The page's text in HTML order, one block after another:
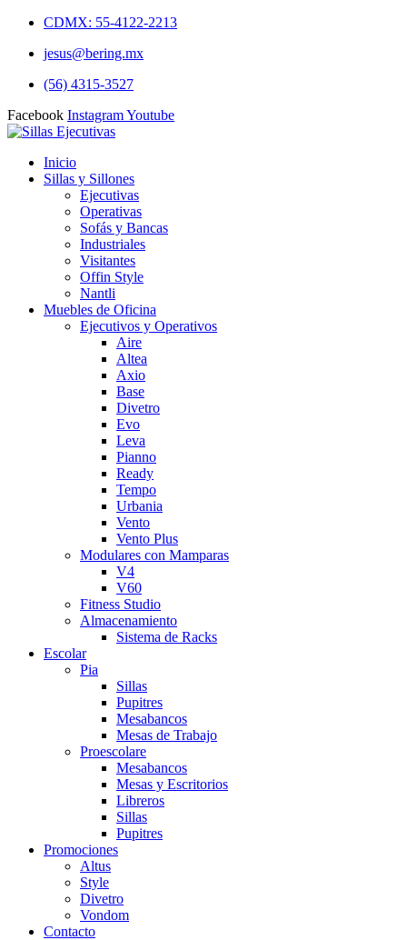
CDMX: 55-4122-2213
jesus@bering.mx
(56) 4315-3527
Facebook InstagramYoutube
Inicio
Sillas y Sillones
Ejecutivas
Operativas
Sofás y Bancas
Industriales
Visitantes
Offin Style
Nantli
Muebles de Oficina
Ejecutivos y Operativos
Aire
Altea
Axio
Base
Divetro
Evo
Leva
Pianno
Ready
Tempo
Urbania
Vento
Vento Plus
Modulares con Mamparas
V4
V60
Fitness Studio
Almacenamiento
Sistema de Racks
Escolar
Pia
Sillas
Pupitres
Mesabancos
Mesas de Trabajo
Proescolare
Mesabancos
Mesas y Escritorios
Libreros
Sillas
Pupitres
Promociones
Altus
Style
Divetro
Vondom
Contacto